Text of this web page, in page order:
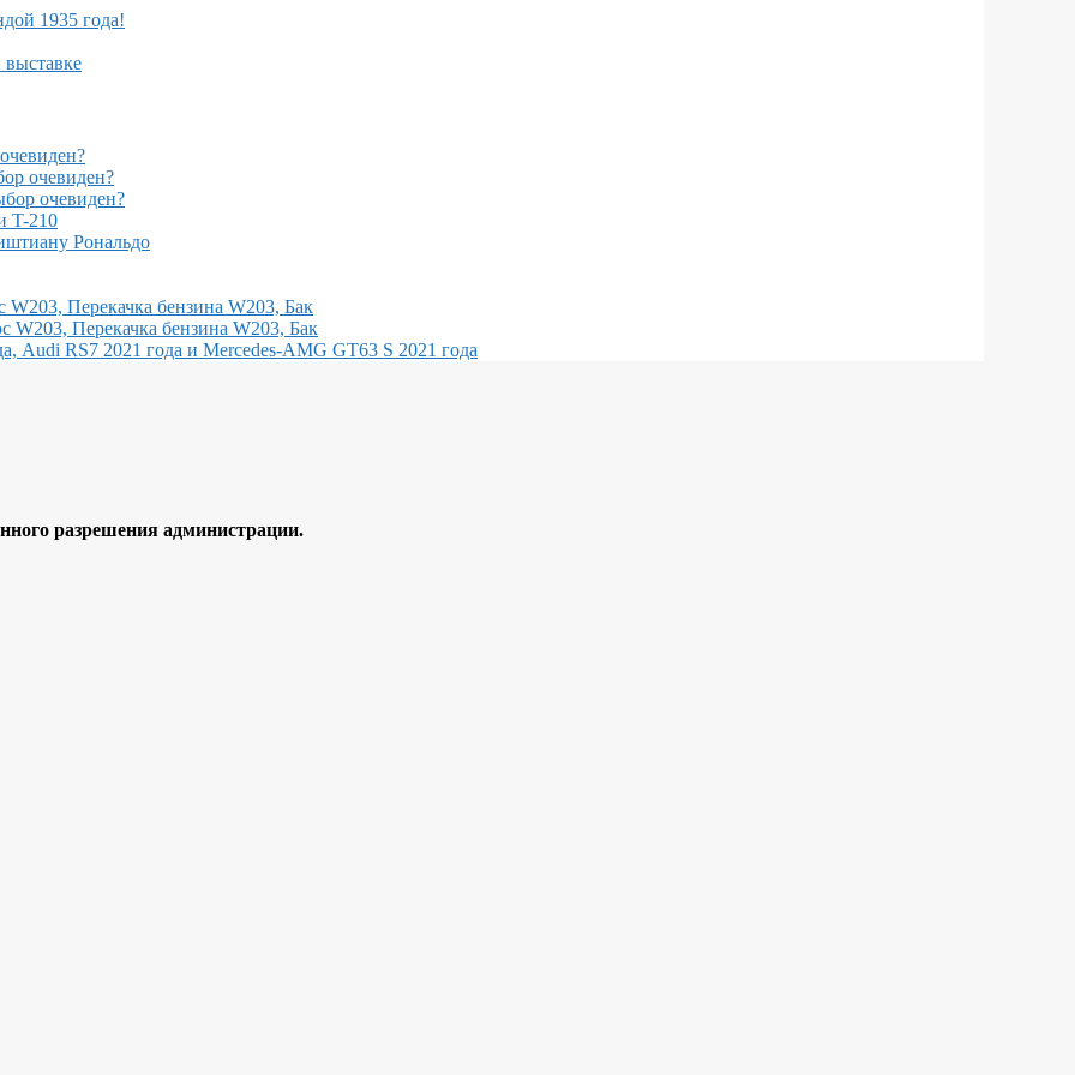
1935 года!
очевиден?
очевиден?
T-210
Рональдо
W203, Перекачка бензина W203, Бак
W203, Перекачка бензина W203, Бак
Audi RS7 2021 года и Mercedes-AMG GT63 S 2021 года
разрешения администрации.